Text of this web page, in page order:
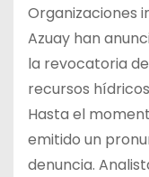
Organizaciones
Azuay han
la revocatoria
recursos
Hasta el
emitido un
denuncia.